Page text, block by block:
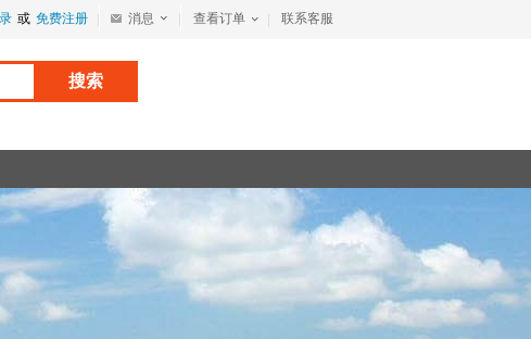
或 免费注册 消息 查看订单 联系客服
搜索